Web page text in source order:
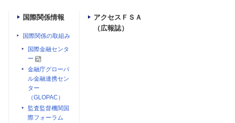
国際関係情報
国際関係の取組み
国際金融センタ
ー
金融庁グローバ
ル金融連携セン
ター
（GLOPAC）
監査監督機関国
際フォーラム
アクセスＦＳＡ
（広報誌）